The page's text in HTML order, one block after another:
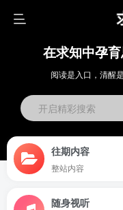
在求知中孕
阅读是入口，清醒
开启精彩搜索
往期内容
整站内容
随身视听